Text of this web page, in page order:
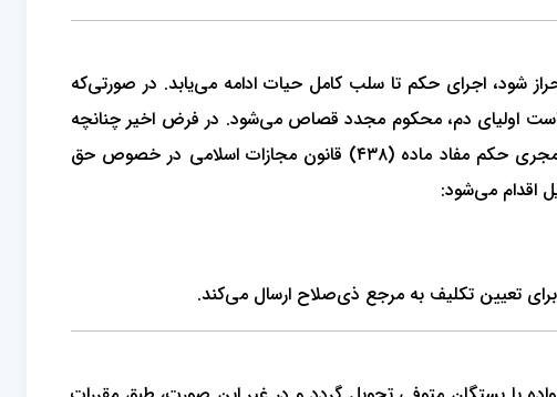
اجرای حکم تا سلب کامل حیات ادامه می‌یابد. در صورتی‌که
اولیای دم، محکوم مجدد قصاص می‌شود. در فرض اخیر چنان­چه
ولی دم قاتل را به گونه‌ای که جایز نیست قصاص کرده باشد و نحوه قصاص منتهی به آسیب محکوم شده باشد، قاضی مجری حکم مفاد ماده (۴۳۸) قانون مجازات اسلامی در خصوص حق
اقدام می‌شود:
تعیین تکلیف به مرجع ذی‌صلاح ارسال می‌کند.